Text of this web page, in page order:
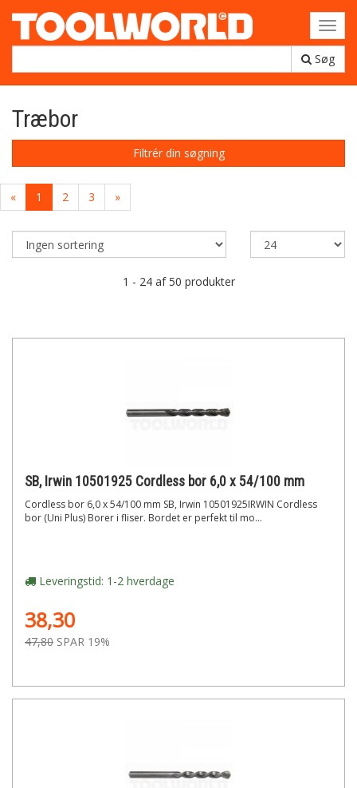
Søg
Træbor
Filtrér din søgning
« 1 2 3 »
1 - 24 af 50 produkter
SB, Irwin 10501925 Cordless bor 6,0 x 54/100 mm
Cordless bor 6,0 x 54/100 mm SB, Irwin 10501925IRWIN Cordless
bor (Uni Plus) Borer i fliser. Bordet er perfekt til mo...
Leveringstid: 1-2 hverdage
38,30
47,80 SPAR 19%